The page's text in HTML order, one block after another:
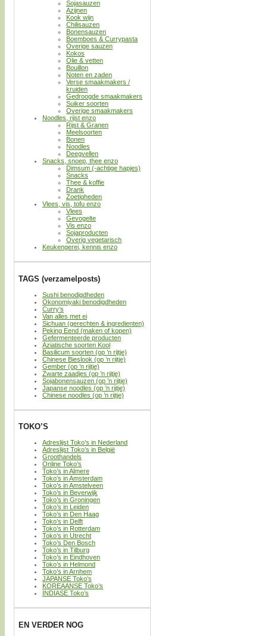
Sojasauzen
Azijnen
Kook wijn
Chilisauzen
Bonensauzen
Boemboes & Currypasta
Overige sauzen
Kokos
Olie & vetten
Bouillon
Noten en zaden
Verse smaakmakers /
kruiden
Gedroogde smaakmakers
Suiker soorten
Overige smaakmakers
Noodles, rijst enzo
Rijst & Granen
Meelsoorten
Bonen
Noodles
Deegvellen
Snacks, snoep, thee enzo
Dimsum (-achtige hapjes)
Snacks
Thee & koffie
Drank
Zoetigheden
Vlees, vis, tofu enzo
Vlees
Gevogelte
Vis enzo
Sojaproducten
Overig vegetarisch
Keukengerei, kennis enzo
TAGS (verzamelposts)
Sushi benodigdheden
Okonomiyaki benodigdheden
Curry’s
Van alles met ei
Sichuan (gerechten & ingredienten)
Peking Eend (maken of kopen)
Gefermenteerde producten
Aziatische soorten Kool
Basilicum soorten (op ’n rijtje)
Chinese Bieslook (op ’n rijtje)
Gember (op ’n rijtje)
Zwarte zaadjes (op ’n rijtje)
Sojabonensauzen (op ’n rijtje)
Japanse noodles (op ’n rijtje)
Chinese noodles (op ’n rijtje)
TOKO’S
Adreslijst Toko’s in Nederland
Adreslijst Toko’s in België
Groothandels
Online Toko’s
Toko’s in Almere
Toko’s in Amsterdam
Toko’s in Amstelveen
Toko’s in Beverwijk
Toko’s in Groningen
Toko’s in Leiden
Toko’s in Den Haag
Toko’s in Delft
Toko’s in Rotterdam
Toko’s in Utrecht
Toko’s Den Bosch
Toko’s in Tilburg
Toko’s in Eindhoven
Toko’s in Helmond
Toko’s in Arnhem
JAPANSE Toko’s
KOREAANSE Toko’s
INDIASE Toko’s
EN VERDER NOG